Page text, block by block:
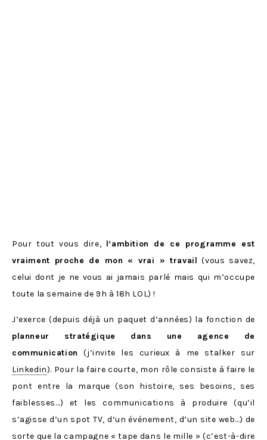
Pour tout vous dire, l’ambition de ce programme est
vraiment proche de mon « vrai » travail (vous savez,
celui dont je ne vous ai jamais parlé mais qui m’occupe
toute la semaine de 9h à 18h LOL) !
J’exerce (depuis déjà un paquet d’années) la fonction de
planneur stratégique dans une agence de
communication
(j’invite les curieux à me stalker sur
Linkedin). Pour la faire courte, mon rôle consiste à faire le
pont entre la marque (son histoire, ses besoins, ses
faiblesses…) et les communications à produire (qu’il
s’agisse d’un spot TV, d’un événement, d’un site web…) de
sorte que la campagne « tape dans le mille » (c’est-à-dire